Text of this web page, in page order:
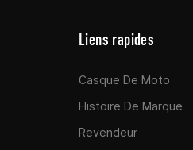
Liens rapides
Casque De Moto
Histoire De Marque
Revendeur